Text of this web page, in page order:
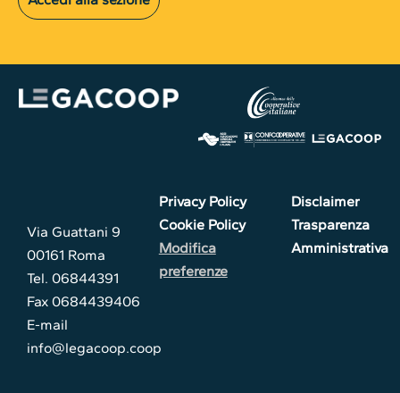
Via Guattani 9
00161 Roma
Tel. 06844391
Fax 0684439406
E-mail
info@legacoop.coop
Privacy Policy
Cookie Policy
Modifica
preferenze
Disclaimer
Trasparenza
Amministrativa